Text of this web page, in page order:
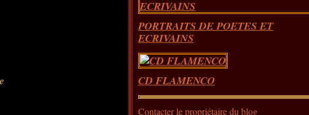
PORTRAITS DE POETES ET
ECRIVAINS
CD FLAMENCO
Contacter le propriétaire du blog